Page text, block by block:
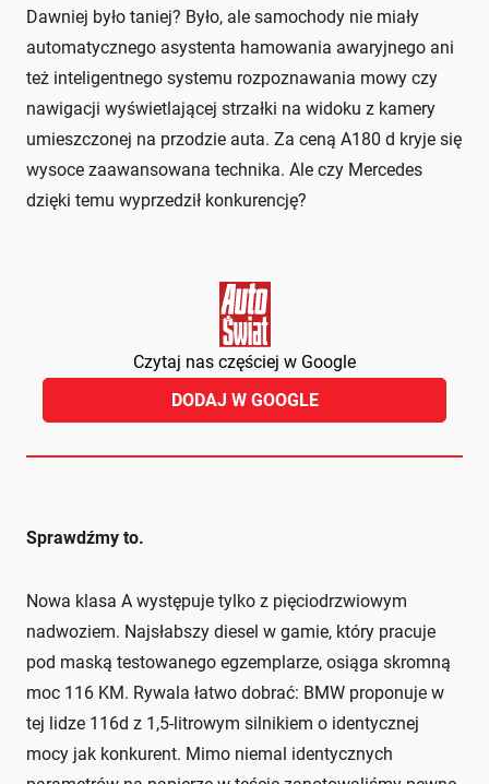
Dawniej było taniej? Było, ale samochody nie miały
automatycznego asystenta hamowania awaryjnego ani
też inteligentnego systemu rozpoznawania mowy czy
nawigacji wyświetlającej strzałki na widoku z kamery
umieszczonej na przodzie auta. Za ceną A180 d kryje się
wysoce zaawansowana technika. Ale czy Mercedes
dzięki temu wyprzedził konkurencję?
Czytaj nas częściej w Google
DODAJ W GOOGLE
Sprawdźmy to.
Nowa klasa A występuje tylko z pięciodrzwiowym
nadwoziem. Najsłabszy diesel w gamie, który pracuje
pod maską testowanego egzemplarze, osiąga skromną
moc 116 KM. Rywala łatwo dobrać: BMW proponuje w
tej lidze 116d z 1,5-litrowym silnikiem o identycznej
mocy jak konkurent. Mimo niemal identycznych